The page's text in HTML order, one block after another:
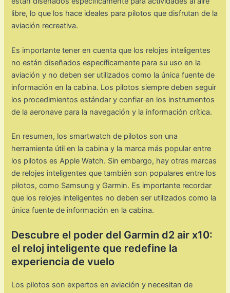
libre, lo que los hace ideales para pilotos que disfrutan de la
aviación recreativa.
Es importante tener en cuenta que los relojes inteligentes
no están diseñados específicamente para su uso en la
aviación y no deben ser utilizados como la única fuente de
información en la cabina. Los pilotos siempre deben seguir
los procedimientos estándar y confiar en los instrumentos
de la aeronave para la navegación y la información crítica.
En resumen, los smartwatch de pilotos son una
herramienta útil en la cabina y la marca más popular entre
los pilotos es Apple Watch. Sin embargo, hay otras marcas
de relojes inteligentes que también son populares entre los
pilotos, como Samsung y Garmin. Es importante recordar
que los relojes inteligentes no deben ser utilizados como la
única fuente de información en la cabina.
Descubre el poder del Garmin d2 air x10:
el reloj inteligente que redefine la
experiencia de vuelo
Los pilotos son expertos en aviación y necesitan de